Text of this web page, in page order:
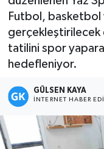
Futbol, basketbol
gerçekleştirilecek
tatilini spor
hedefleniyor.
GÜLSEN KAYA
İNTERNET HABER
Magazin
Mersin
Mersin Tarihi
Özel Haber